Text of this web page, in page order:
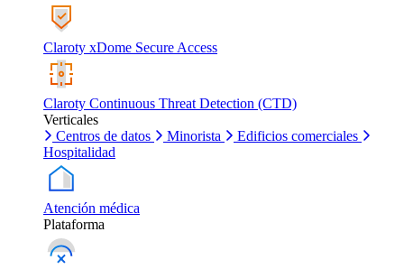
Claroty xDome Secure Access
Claroty Continuous Threat Detection (CTD)
Verticales
Centros de datos
Minorista
Edificios comerciales
Hospitalidad
Atención médica
Plataforma